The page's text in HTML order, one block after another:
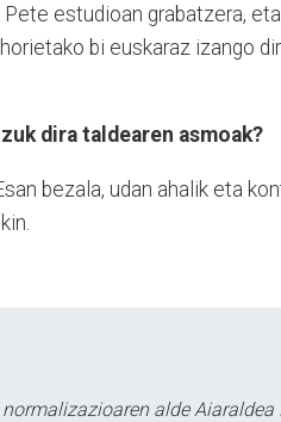
estudioan grabatzera,
bi euskaraz izango
dira taldearen asmoak?
bezala, udan ahalik eta
alde Aiaraldea